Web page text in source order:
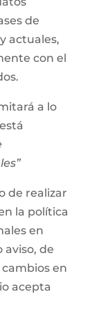
de
actuales,
con el
a lo
de realizar
la política
en
de
en
acepta